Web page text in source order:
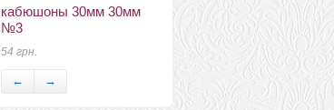
кабюшоны 30мм 30мм
№3
54 грн.
бирка натуральная кожа
12мм*55мм
35 грн.
← →